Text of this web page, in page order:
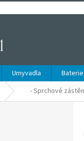
Umyvadla Baterie
- Sprchové